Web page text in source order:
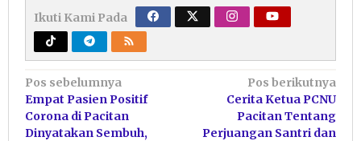
Ikuti Kami Pada
Navigasi
pos
Pos sebelumnya
Empat Pasien Positif
Corona di Pacitan
Dinyatakan Sembuh,
Pos berikutnya
Cerita Ketua PCNU
Pacitan Tentang
Perjuangan Santri dan